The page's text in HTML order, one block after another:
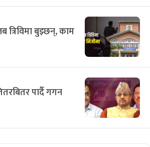
त्रिविमा बुझ्छन्, काम
पार्दै गगन